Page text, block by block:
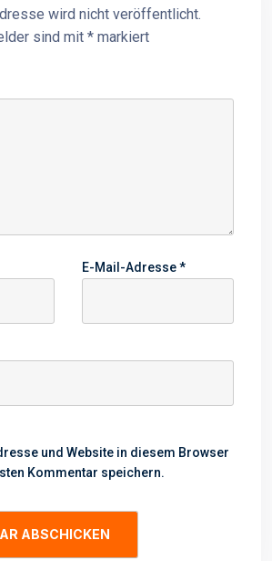
wird nicht veröffentlicht.
sind mit * markiert
E-Mail-Adresse*
und Website in diesem Browser
Kommentar speichern.